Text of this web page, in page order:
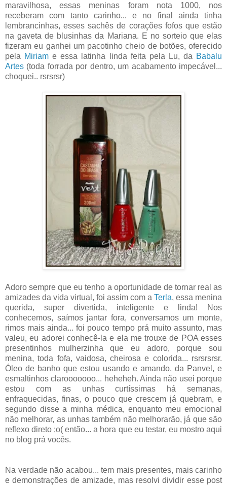
maravilhosa, essas meninas foram nota 1000, nos
receberam com tanto carinho... e no final ainda tinha
lembrancinhas, esses sachês de corações fofos que estão
na gaveta de blusinhas da Mariana. E no sorteio que elas
fizeram eu ganhei um pacotinho cheio de botões, oferecido
pela Miriam e essa latinha linda feita pela Lu, da Babalu
Artes (toda forrada por dentro, um acabamento impecável...
choquei.. rsrsrsr)
Adoro sempre que eu tenho a oportunidade de tornar real as
amizades da vida virtual, foi assim com a Terla, essa menina
querida, super divertida, inteligente e linda! Nos
conhecemos, saímos jantar fora, conversamos um monte,
rimos mais ainda... foi pouco tempo prá muito assunto, mas
valeu, eu adorei conhecê-la e ela me trouxe de POA esses
presentinhos mulherzinha que eu adoro, porque sou
menina, toda fofa, vaidosa, cheirosa e colorida... rsrsrsrsr.
Óleo de banho que estou usando e amando, da Panvel, e
esmaltinhos clarooooooo... heheheh. Ainda não usei porque
estou com as unhas curtíssimas há semanas,
enfraquecidas, finas, o pouco que crescem já quebram, e
segundo disse a minha médica, enquanto meu emocional
não melhorar, as unhas também não melhorarão, já que são
reflexo direto ;o( então... a hora que eu testar, eu mostro aqui
no blog prá vocês.
Na verdade não acabou... tem mais presentes, mais carinho
e demonstrações de amizade, mas resolvi dividir esse post